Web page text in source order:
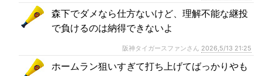
森下でダメなら仕方ないけど、理解不能な継投
で負けるのは納得できないよ
阪神タイガースファンさん 2026,5/13 21:25
ホームラン狙いすぎて打ち上げてばっかりやも